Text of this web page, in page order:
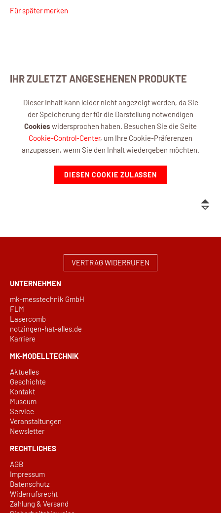
Für später merken
IHR ZULETZT ANGESEHENEN PRODUKTE
Dieser Inhalt kann leider nicht angezeigt werden, da Sie
der Speicherung der für die Darstellung notwendigen
Cookies widersprochen haben. Besuchen Sie die Seite
Cookie-Control-Center, um Ihre Cookie-Präferenzen
anzupassen, wenn Sie den Inhalt wiedergeben möchten.
DIESEN COOKIE ZULASSEN
VERTRAG WIDERRUFEN
UNTERNEHMEN
mk-messtechnik GmbH
FLM
Lasercomb
notzingen-hat-alles.de
Karriere
MK-MODELLTECHNIK
Aktuelles
Geschichte
Kontakt
Museum
Service
Veranstaltungen
Newsletter
RECHTLICHES
AGB
Impressum
Datenschutz
Widerrufsrecht
Zahlung & Versand